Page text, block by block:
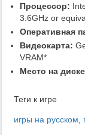
Процессор:
3.6GHz or
Оперативная
Видеокарта:
VRAM*
Место на
Теги к игре
игры на русском